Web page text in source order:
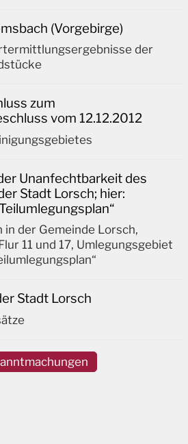
(Vorgebirge)
der
zum
vom 12.12.2012
Unanfechtbarkeit des
Stadt Lorsch; hier:
der Gemeinde Lorsch,
11 und 17, Umlegungsgebiet
Stadt Lorsch